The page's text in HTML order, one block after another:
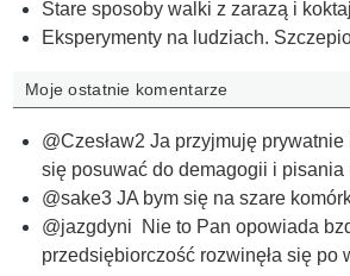
Stare sposoby walki z zarazą i
Eksperymenty na ludziach.
Moje ostatnie komentarze
@Czesław2 Ja przyjmuję
się posuwać do demagogii i pisania
@sake3 JA bym się na szare
@jazgdyni Nie to Pan opowiada
przedsiębiorczość rozwinęła się